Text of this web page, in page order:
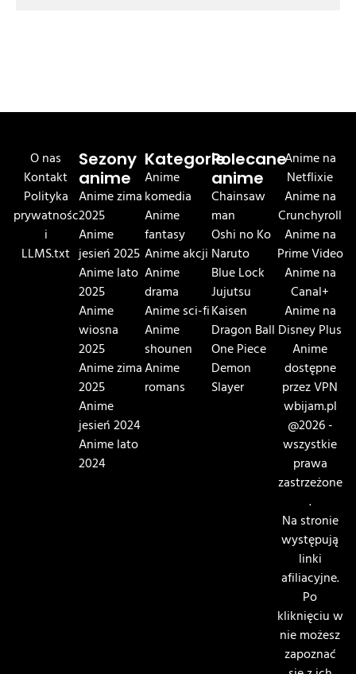
O nas
Kontakt
Polityka
prywatnośc
i
LLMS.txt
Sezony
anime
Anime zima
2025
Anime
jesień 2025
Anime lato
2025
Anime
wiosna
2025
Anime zima
2025
Anime
jesień 2024
Anime lato
2024
Kategorie
Anime
komedia
Anime
fantasy
Anime akcji
Anime
drama
Anime sci-fi
Anime
shounen
Anime
romans
Polecane
anime
Chainsaw
man
Oshi no Ko
Naruto
Blue Lock
Jujutsu
Kaisen
Dragon Ball
One Piece
Demon
Slayer
Anime na
Netflixie
Anime na
Crunchyroll
Anime na
Prime Video
Anime na
Canal+
Anime na
Disney Plus
Anime
dostępne
przez VPN
wbijam.pl
@2026 -
wszystkie
prawa
zastrzeżone
.
Na stronie
występują
linki
afiliacyjne.
Po
kliknięciu w
nie możesz
zapoznać